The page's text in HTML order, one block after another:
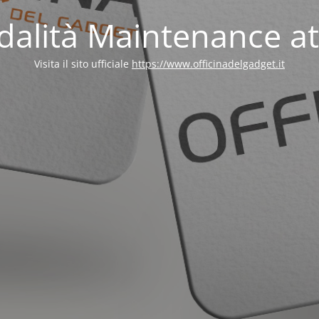
Maintenance
Visita il sito ufficiale https://www.officinadelgadget.it